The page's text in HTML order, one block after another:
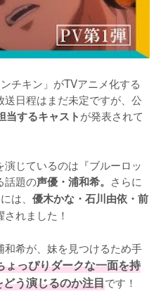
チキン」がTVアニメ化する
日程はまだ未定ですが、公
当するキャストが発表されて
じているのは『ブルーロッ
話題の声優・浦和希。 さらに
は、 優木かな・石川由依・前
れました！
希が、妹を見つけるため手
ょっぴりダークな一面を持
う演じるのか注目です！